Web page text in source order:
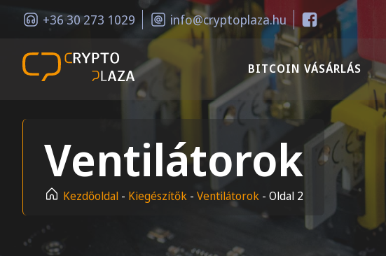
+36 30 273 1029 info@cryptoplaza.hu
BITCOIN VÁSÁRLÁS
Ventilátorok
Kezdőoldal - Kiegészítők - Ventilátorok - Oldal 2